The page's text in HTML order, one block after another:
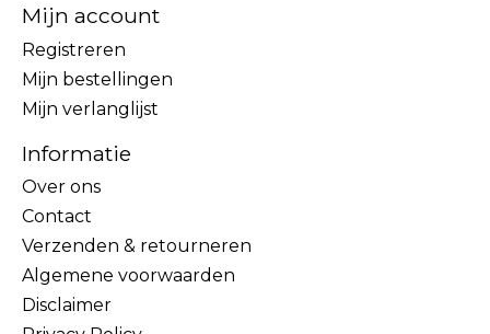
Mijn account
Registreren
Mijn bestellingen
Mijn verlanglijst
Informatie
Over ons
Contact
Verzenden & retourneren
Algemene voorwaarden
Disclaimer